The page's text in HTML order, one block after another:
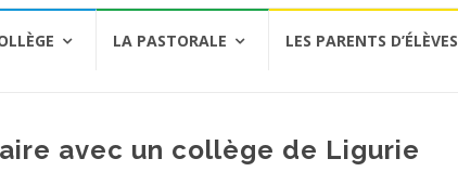
LA PASTORALE LES PARENTS D’ÉLÈVES
avec un collège de Ligurie